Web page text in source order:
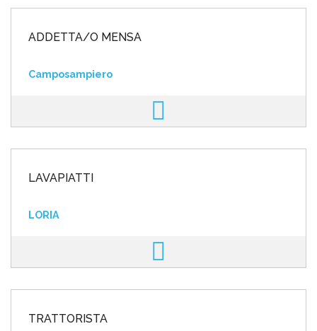
ADDETTA/O MENSA
Camposampiero
LAVAPIATTI
LORIA
TRATTORISTA